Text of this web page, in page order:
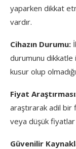
yaparken dikkat
vardır.
Cihazın Durumu:
durumunu dikkatle
kusur olup
Fiyat
araştırarak adil bir
veya düşük fiyatlar
Güvenilir